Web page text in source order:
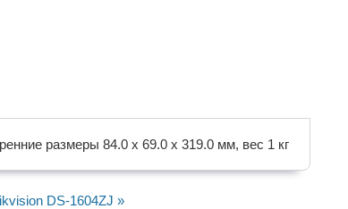
размеры 84.0 x 69.0 x 319.0 мм, вес 1 кг
DS-1604ZJ »